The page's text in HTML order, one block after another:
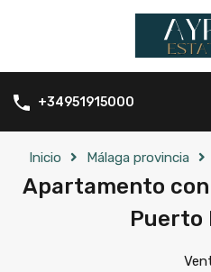
+34951915000
Inicio Málaga provincia
Apartamento
Puerto